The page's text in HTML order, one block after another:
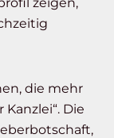
die mehr
Die